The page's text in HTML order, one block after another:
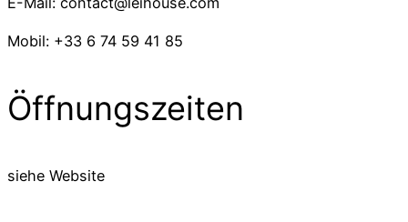
Mobil: +33 6 74 59 41 85
Öffnungszeiten
siehe Website